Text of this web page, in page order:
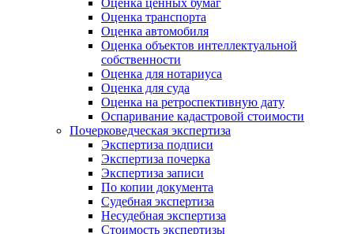
Оценка ценных бумаг
Оценка транспорта
Оценка автомобиля
Оценка объектов интеллектуальной
собственности
Оценка для нотариуса
Оценка для суда
Оценка на ретроспективную дату
Оспаривание кадастровой стоимости
Почерковедческая экспертиза
Экспертиза подписи
Экспертиза почерка
Экспертиза записи
По копии документа
Судебная экспертиза
Несудебная экспертиза
Стоимость экспертизы